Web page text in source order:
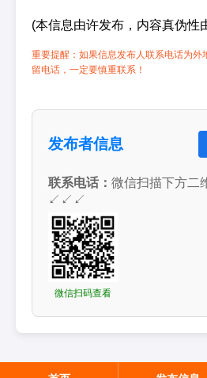
(本信息由许发布，内容真伪性
重要提醒：如果信息发布人联系电话为外
留电话，一定要慎重联系！
发布者信息
联系电话： 微信扫描下方二
↙↙↙
微信扫码查看